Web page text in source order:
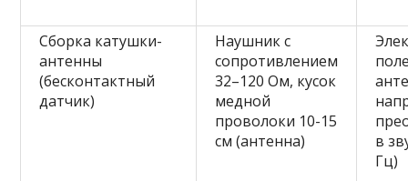
Сборка катушки-
антенны
(бесконтактный
датчик)
Наушник с
сопротивлением
32–120 Ом, кусок
медной
проволоки 10-15
см (антенна)
в
Гц)